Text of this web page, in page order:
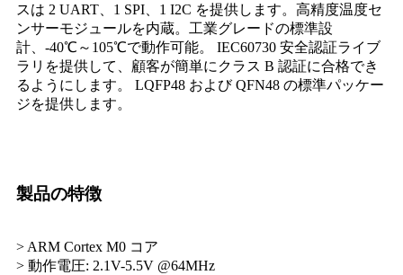
スは 2 UART、1 SPI、1 I2C を提供します。高精度温度セ
ンサーモジュールを内蔵。工業グレードの標準設
計、-40℃～105℃で動作可能。 IEC60730 安全認証ライブ
ラリを提供して、顧客が簡単にクラス B 認証に合格でき
るようにします。 LQFP48 および QFN48 の標準パッケー
ジを提供します。
製品の特徴
> ARM Cortex M0 コア
> 動作電圧: 2.1V-5.5V @64MHz